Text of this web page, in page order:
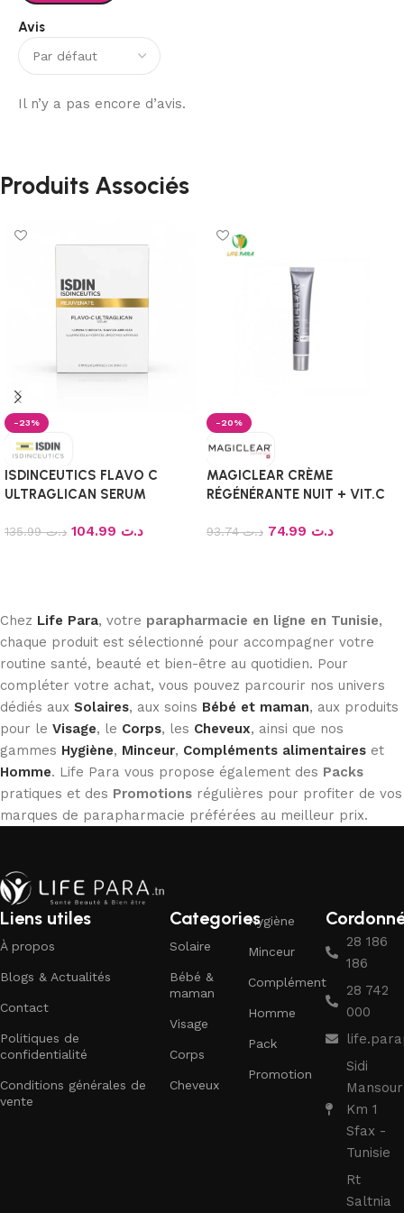
Avis
Il n’y a pas encore d’avis.
Produits Associés
-23%
ISDINCEUTICS FLAVO C
ULTRAGLICAN SERUM
UNIDOSES DE 2ML
د.ت135.99 د.ت
-20%
MAGICLEAR CRÈME
RÉGÉNÉRANTE NUIT + VIT.C
د.ت93.74 د.ت
Chez Life Para, votre parapharmacie en ligne en Tunisie,
chaque produit est sélectionné pour accompagner votre
routine santé, beauté et bien-être au quotidien. Pour
compléter votre achat, vous pouvez parcourir nos univers
dédiés aux Solaires, aux soins Bébé et maman, aux produits
pour le Visage, le Corps, les Cheveux, ainsi que nos
gammes Hygiène, Minceur, Compléments alimentaires et
Homme. Life Para vous propose également des Packs
pratiques et des Promotions régulières pour profiter de vos
marques de parapharmacie préférées au meilleur prix.
Liens utiles
À propos
Blogs & Actualités
Contact
Politiques de
confidentialité
Conditions générales de
vente
Categories
Solaire
Bébé &
maman
Visage
Corps
Cheveux
Hygiène
Minceur
Complément
Homme
Pack
Promotion
28 186
186
28 742
000
Sidi
Mansour
Km 1
Sfax -
Tunisie
Rt
Saltnia